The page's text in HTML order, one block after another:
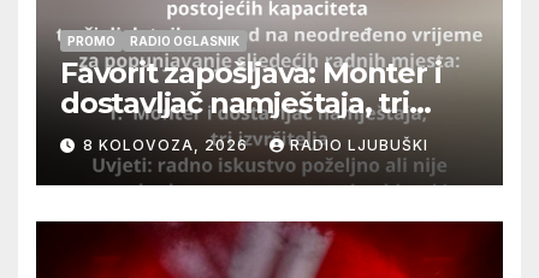
PROMO RADIO OGLASNIK
Favorit zapošljava: Monter i
dostavljač namještaja, tri
izvršitelja
8 KOLOVOZA, 2026 RADIO LJUBUŠKI